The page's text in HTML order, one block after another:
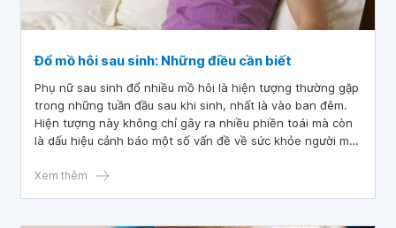
Đổ mồ hôi sau sinh: Những điều cần biết
Phụ nữ sau sinh đổ nhiều mồ hôi là hiện tượng thường gặp
trong những tuần đầu sau khi sinh, nhất là vào ban đêm.
Hiện tượng này không chỉ gây ra nhiều phiền toái mà còn
là dấu hiệu cảnh báo một số vấn đề về sức khỏe người mẹ.
Xem thêm